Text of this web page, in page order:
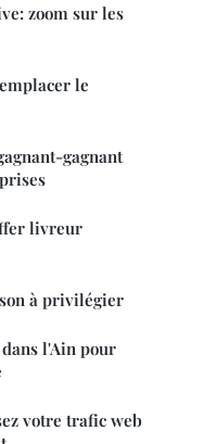
zoom sur les
le
gagnant
livreur
à privilégier
l'Ain pour
votre trafic web